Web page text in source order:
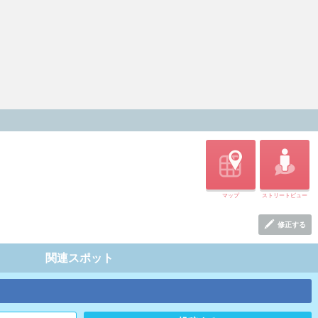
マップ ストリートビュー
修正する
関連スポット